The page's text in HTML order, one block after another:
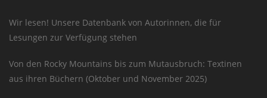
Wir lesen! Unsere Datenbank von Autorinnen, die für
Lesungen zur Verfügung stehen
Von den Rocky Mountains bis zum Mutausbruch: Textinen
aus ihren Büchern (Oktober und November 2025)